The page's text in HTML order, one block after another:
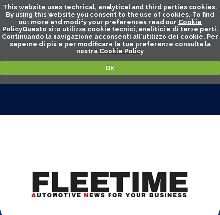
This website uses technical, analytical and third parties cookies.
By using this website you consent to the use of cookies. To find
out more and modify your preferences read our Cookie
PolicyQuesto sito utilizza cookie tecnici, analitici e di terze parti.
Continuando la navigazione acconsenti all'utilizzo dei cookie. Per
saperne di piú e per modificare le tue preferenze consulta la
nostra Cookie Policy
OK